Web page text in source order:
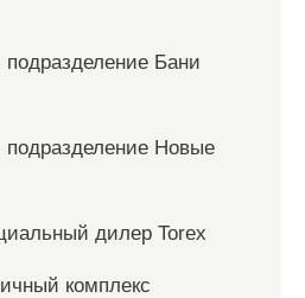
Бани
подразделение Новые
дилер Torex
комплекс